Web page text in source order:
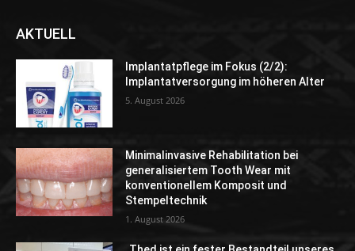
AKTUELL
Implantatpflege im Fokus (2/2):
Implantatversorgung im höheren Alter
5. August 2026
Minimalinvasive Rehabilitation bei
generalisiertem Tooth Wear mit
konventionellem Komposit und
Stempeltechnik
1. August 2026